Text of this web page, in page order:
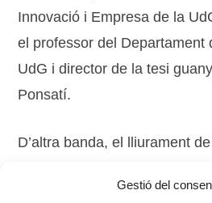
Gestió del
Innovació i Empresa de la
el professor del Departament
UdG i director de la tesi
Ponsatí.
D’altra banda, el lliurament
Universitat d’Andorra al mes